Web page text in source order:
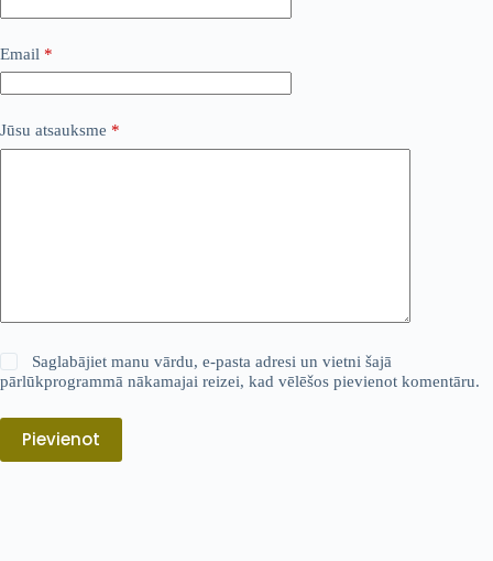
Email *
Jūsu atsauksme *
Saglabājiet manu vārdu, e-pasta adresi un vietni šajā
pārlūkprogrammā nākamajai reizei, kad vēlēšos pievienot komentāru.
Pievienot